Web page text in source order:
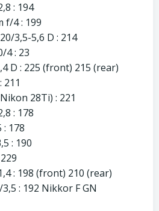
: 194
f/4 : 199
3,5-5,6 D : 214
4 : 23
D : 225 (front) 215 (rear)
28Ti) : 221
: 178
178
: 190
: 198 (front) 210 (rear)
: 192 Nikkor F GN